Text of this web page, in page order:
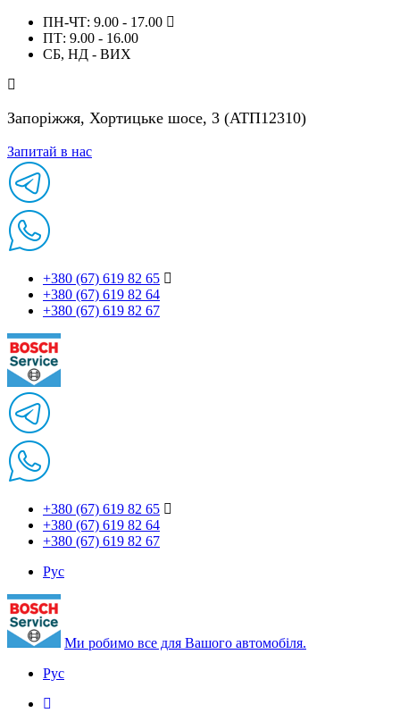
ПН-ЧТ: 9.00 - 17.00
ПТ: 9.00 - 16.00
СБ, НД - ВИХ
Запоріжжя, Хортицьке шосе, 3 (АТП12310)
Запитай в нас
+380 (67) 619 82 65
+380 (67) 619 82 64
+380 (67) 619 82 67
+380 (67) 619 82 65
+380 (67) 619 82 64
+380 (67) 619 82 67
Рус
Ми робимо все для Вашого автомобіля.
Рус